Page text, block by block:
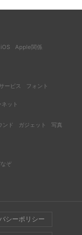
iOS Apple関係
ービス フォント
ット
ンド ガジェット 写真
ぞ
シーポリシー